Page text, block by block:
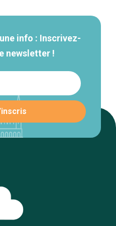
info : Inscrivez-
newsletter !